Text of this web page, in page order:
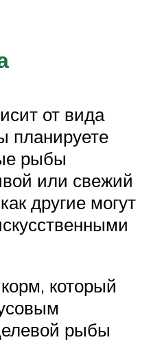
от вида
планируете
рыбы
или свежий
другие могут
который
рыбы